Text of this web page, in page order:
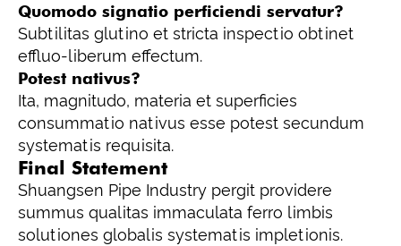
Quomodo signatio perficiendi servatur?
Subtilitas glutino et stricta inspectio obtinet
effluo-liberum effectum.
Potest nativus?
Ita, magnitudo, materia et superficies
consummatio nativus esse potest secundum
systematis requisita.
Final Statement
Shuangsen Pipe Industry pergit providere
summus qualitas immaculata ferro limbis
solutiones globalis systematis impletionis.